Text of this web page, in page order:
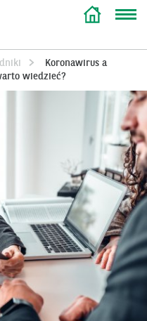
Koronawirus a
wiedzieć?